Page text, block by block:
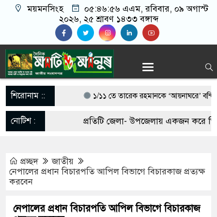
ময়মনসিংহ ০৫:৪৬:৫৭ এএম, রবিবার, ০৯ অগাস্ট
২০২৬, ২৫ শ্রাবণ ১৪৩৩ বঙ্গাব্দ
শিরোনাম :: ১/১১ তে তারেক রহমানকে ‘আয়নাঘরে’ বন্দি
চিফ প্রসিকিউটর
মন্তব্য করেছেন রাশেদ খাঁন
সরকারের কাজে কোনো গাফিলতি হলে কঠোর
নোটিশ :
প্রতিটি জেলা- উপজেলায় একজন করে
matiomanuss@gmail.com. Mobile
প্রচ্ছদ
জাতীয়
নেপালের প্রধান বিচারপতি আপিল বিভাগে বিচারকাজ প্রত্যক্ষ
করবেন
নেপালের প্রধান বিচারপতি আপিল বিভাগে বিচারকাজ